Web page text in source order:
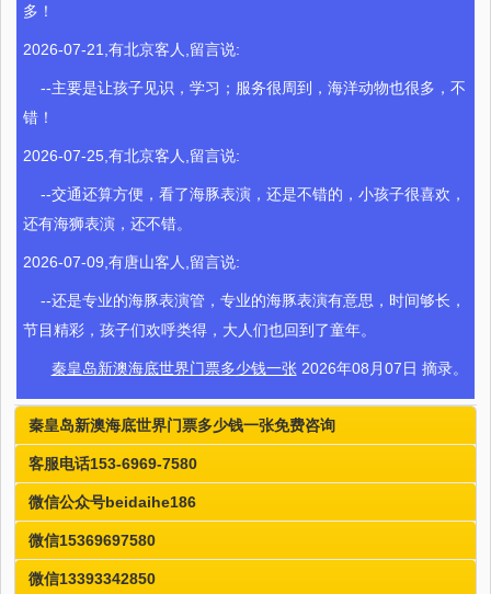
多！
2026-07-21,有北京客人,留言说:
--主要是让孩子见识，学习；服务很周到，海洋动物也很多，不
错！
2026-07-25,有北京客人,留言说:
--交通还算方便，看了海豚表演，还是不错的，小孩子很喜欢，
还有海狮表演，还不错。
2026-07-09,有唐山客人,留言说:
--还是专业的海豚表演管，专业的海豚表演有意思，时间够长，
节目精彩，孩子们欢呼类得，大人们也回到了童年。
秦皇岛新澳海底世界门票多少钱一张 2026年08月07日 摘录。
秦皇岛新澳海底世界门票多少钱一张免费咨询
客服电话153-6969-7580
微信公众号beidaihe186
微信15369697580
微信13393342850